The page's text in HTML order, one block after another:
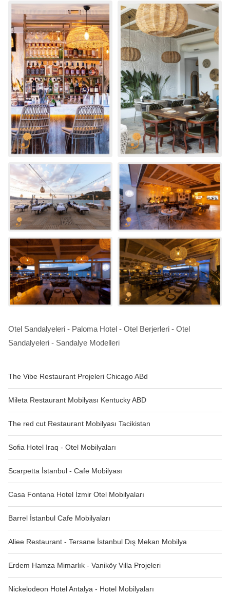
The Vibe Restaurant Projeleri Chicago ABd
Mileta Restaurant Mobilyası Kentucky ABD
The red cut Restaurant Mobilyası Tacikistan
Sofia Hotel Iraq - Otel Mobilyaları
Scarpetta İstanbul - Cafe Mobilyası
Casa Fontana Hotel İzmir Otel Mobilyaları
Barrel İstanbul Cafe Mobilyaları
Aliee Restaurant - Tersane İstanbul Dış Mekan Mobilya
Erdem Hamza Mimarlık - Vaniköy Villa Projeleri
Nickelodeon Hotel Antalya - Hotel Mobilyaları
Otel Sandalyeleri - Paloma Hotel - Otel Berjerleri - Otel
Sandalyeleri - Sandalye Modelleri